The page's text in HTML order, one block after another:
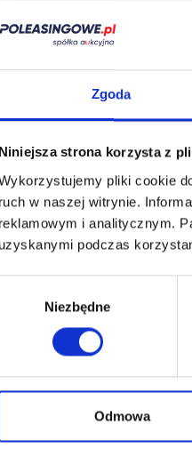
Zgoda
Niniejsza strona korzysta z
pliki cookie
ruch w naszej witrynie.
reklamowym i analitycznym.
uzyskanymi podczas
Niezbędne
Odmowa
Znajdź
finansowanie
Zostaw auto
w rozliczeniu